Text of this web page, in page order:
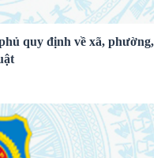
quy định về xã, phường,